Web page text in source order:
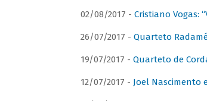
02/08/2017 - Cristiano Vogas:
26/07/2017 - Quarteto
19/07/2017 - Quarteto de
12/07/2017 - Joel Nascimento